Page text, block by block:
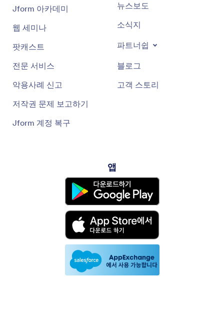
Jform 아카데미
웹 세미나
팟캐스트
전문 서비스
악용사례 신고
저작권 문제 보고하기
Jform 계정 복구
뉴스보도
소식지
파트너쉽
블로그
고객 스토리
앱